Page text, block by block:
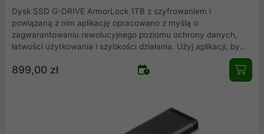
Dysk SSD G-DRIVE ArmorLock 1TB z szyfrowaniem i
powiązaną z nim aplikację opracowano z myślą o
zagwarantowaniu rewolucyjnego poziomu ochrony danych,
łatwości użytkowania i szybkości działania. Użyj aplikacji, by
kontrolować dostęp do dysku - bez konieczności podawania
hasła. Najwyższa wydajność oraz wyjątkowo wytrzymała
niespotykaną dotąd prostotą użytkowania.
899,00 zł